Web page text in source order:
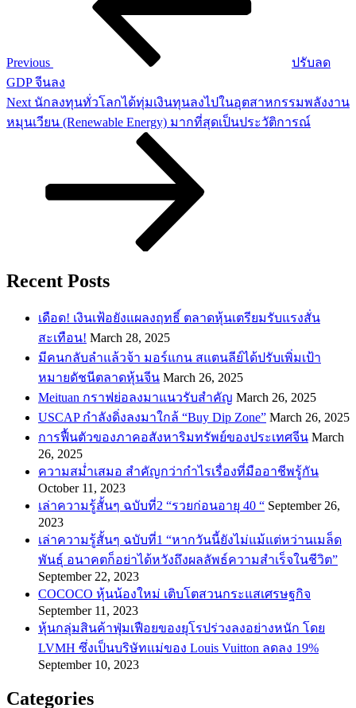
Previous
ปรับลด
GDP จีนลง
Next
Post
Next นักลงทุนทั่วโลกได้ทุ่มเงินทุนลงไปในอุตสาหกรรมพลังงาน
หมุนเวียน (Renewable Energy) มากที่สุดเป็นประวัติการณ์
Recent Posts
เดือด! เงินเฟ้อยังแผลงฤทธิ์ ตลาดหุ้นเตรียมรับแรงสั่น
สะเทือน! March 28, 2025
​มีคนกลับลำแล้วจ้า มอร์แกน สแตนลีย์ได้ปรับเพิ่มเป้า
หมายดัชนีตลาดหุ้นจีน March 26, 2025
Meituan กราฟย่อลงมาแนวรับสำคัญ March 26, 2025
USCAP กำลังดิ่งลงมาใกล้ “Buy Dip Zone” March 26, 2025
การฟื้นตัวของภาคอสังหาริมทรัพย์ของประเทศจีน March
26, 2025
ความสม่ำเสมอ สำคัญกว่ากำไรเรื่องที่มืออาชีพรู้กัน
October 11, 2023
เล่าความรู้สั้นๆ ฉบับที่2 “รวยก่อนอายุ 40 “ September 26,
2023
เล่าความรู้สั้นๆ ฉบับที่1 “หากวันนี้ยังไม่แม้แต่หว่านเมล็ด
พันธ์ุ อนาคตก็อย่าได้หวังถึงผลลัพธ์ความสำเร็จในชีวิต”
September 22, 2023
COCOCO หุ้นน้องใหม่ เติบโตสวนกระแสเศรษฐกิจ
September 11, 2023
หุ้นกลุ่มสินค้าฟุ่มเฟือยของยุโรปร่วงลงอย่างหนัก โดย
LVMH ซึ่งเป็นบริษัทแม่ของ Louis Vuitton ลดลง 19%
September 10, 2023
Categories